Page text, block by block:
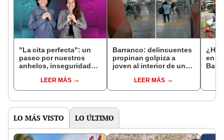
"La cita perfecta": un
paseo por nuestros
anhelos, inseguridades
LEER MÁS
Barranco: delincuentes
propinan golpiza a
joven al interior de una
Metropolitano
LEER MÁS
en
LO MÁS VISTO LO ÚLTIMO